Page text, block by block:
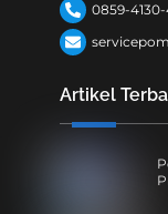
0859-
Artikel